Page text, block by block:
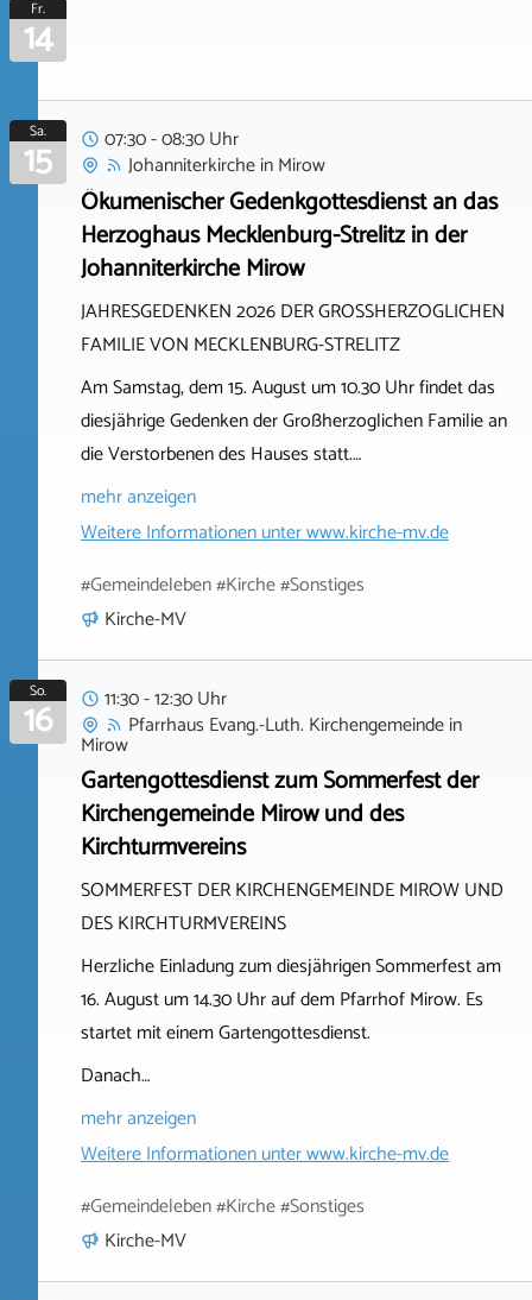
Fr.
14
Sa.
15
07:30 - 08:30 Uhr
JohanniterkircheinMirow
Ökumenischer Gedenkgottesdienst an das
Herzoghaus Mecklenburg-Strelitz in der
Johanniterkirche Mirow
JAHRESGEDENKEN 2026 DER GROSSHERZOGLICHEN
FAMILIE VON MECKLENBURG-STRELITZ
Am Samstag, dem 15. August um 10.30 Uhr findet das
diesjährige Gedenken der Großherzoglichen Familie an
die Verstorbenen des Hauses statt.…
mehr anzeigen
Weitere Informationen unterwww.kirche-mv.de
#Gemeindeleben #Kirche #Sonstiges
Kirche-MV
So.
16
11:30 - 12:30 Uhr
Pfarrhaus Evang.-Luth. Kirchengemeindein
Mirow
Gartengottesdienst zum Sommerfest der
Kirchengemeinde Mirow und des
Kirchturmvereins
SOMMERFEST DER KIRCHENGEMEINDE MIROW UND
DES KIRCHTURMVEREINS
Herzliche Einladung zum diesjährigen Sommerfest am
16. August um 14.30 Uhr auf dem Pfarrhof Mirow. Es
startet mit einem Gartengottesdienst.
Danach…
mehr anzeigen
Weitere Informationen unterwww.kirche-mv.de
#Gemeindeleben #Kirche #Sonstiges
Kirche-MV